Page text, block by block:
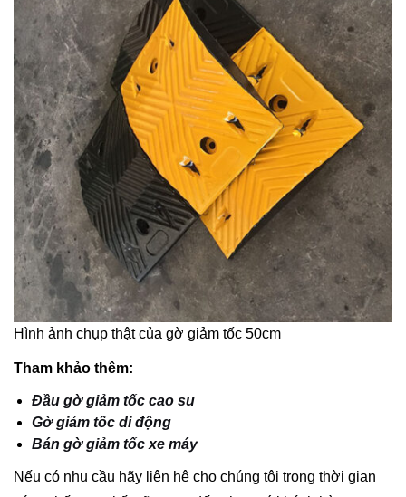
Hình ảnh chụp thật của gờ giảm tốc 50cm
Tham khảo thêm:
Đầu gờ giảm tốc cao su
Gờ giảm tốc di động
Bán gờ giảm tốc xe máy
Nếu có nhu cầu hãy liên hệ cho chúng tôi trong thời gian